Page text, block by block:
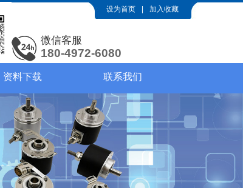
设为首页 加入收藏
微信客服
180-4972-6080
资料下载 联系我们